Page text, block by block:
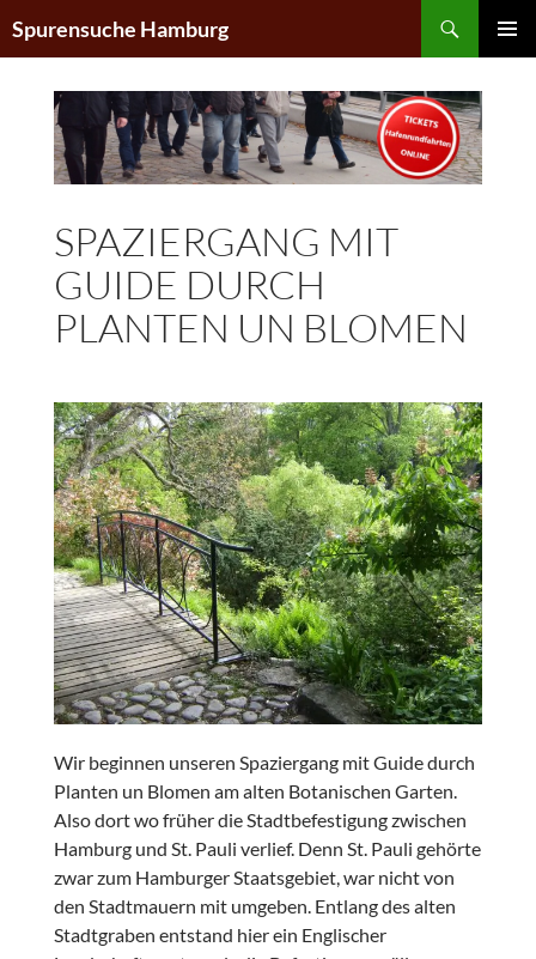
Inhalt
Spurensuche Hamburg
SPAZIERGANG MIT
GUIDE DURCH
PLANTEN UN BLOMEN
Wir beginnen unseren Spaziergang mit Guide durch
Planten un Blomen am alten Botanischen Garten.
Also dort wo früher die Stadtbefestigung zwischen
Hamburg und St. Pauli verlief. Denn St. Pauli gehörte
zwar zum Hamburger Staatsgebiet, war nicht von
den Stadtmauern mit umgeben. Entlang des alten
Stadtgraben entstand hier ein Englischer